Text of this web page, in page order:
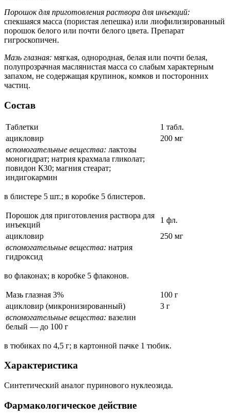
Порошок для приготовления раствора для инъекций:
спекшаяся масса (пористая лепешка) или лиофилизированный
порошок белого или почти белого цвета. Препарат
гигроскопичен.
Мазь глазная: мягкая, однородная, белая или почти белая,
полупрозрачная маслянистая масса со слабым характерным
запахом, не содержащая крупинок, комков и посторонних
частиц.
Состав
Таблетки
1 табл.
ацикловир
200 мг
вспомогательные вещества: лактозы
моногидрат; натрия крахмала гликолат;
повидон К30; магния стеарат;
индигокармин
в блистере 5 шт.; в коробке 5 блистеров.
Порошок для приготовления раствора для
инъекций
1 фл.
ацикловир
250 мг
вспомогательные вещества: натрия
гидроксид
во флаконах; в коробке 5 флаконов.
Мазь глазная 3%
100 г
ацикловир (микронизированный)
3 г
вспомогательные вещества: вазелин
белый — до 100 г
в тюбиках по 4,5 г; в картонной пачке 1 тюбик.
Характеристика
Синтетический аналог пуринового нуклеозида.
Фармакологическое действие